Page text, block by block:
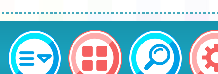
榮譽事蹟:資訊競賽-發布單位:會計